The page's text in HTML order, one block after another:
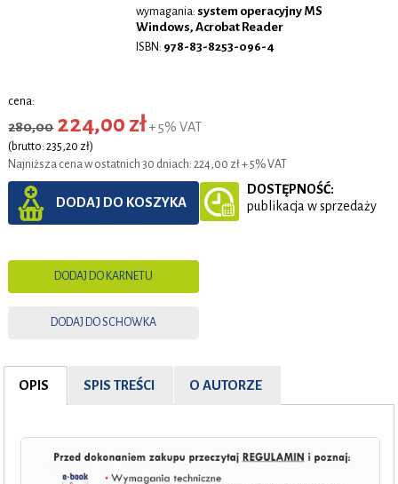
wymagania: system operacyjny MS
Windows, Acrobat Reader
ISBN: 978-83-8253-096-4
cena:
280,00224,00 zł+ 5% VAT
(brutto: 235,20 zł)
Najniższa cena w ostatnich 30 dniach: 224,00 zł + 5% VAT
DODAJ DO KOSZYKA
DODAJ DO KARNETU
DODAJ DO SCHOWKA
DOSTĘPNOŚĆ:
publikacja w sprzedaży
OPIS SPIS TREŚCI O AUTORZE